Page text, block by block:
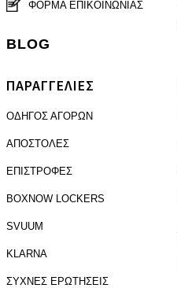
ΦΟΡΜΑ ΕΠΙΚΟΙΝΩΝΙΑΣ
ΠΑΡΑΓΓΕΛΙΕΣ
ΟΔΗΓΟΣ ΑΓΟΡΩΝ
ΑΠΟΣΤΟΛΕΣ
ΕΠΙΣΤΡΟΦΕΣ
BOXNOW LOCKERS
SVUUM
KLARNA
ΣΥΧΝΕΣ ΕΡΩΤΗΣΕΙΣ
BLOG